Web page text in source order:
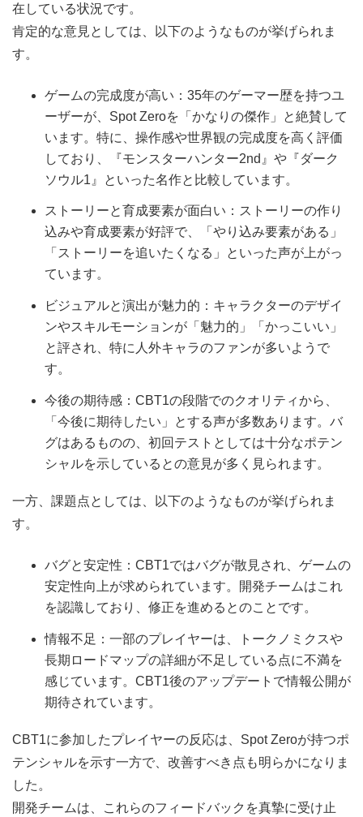
在している状況です。
肯定的な意見としては、以下のようなものが挙げられま
す。
ゲームの完成度が高い：35年のゲーマー歴を持つユ
ーザーが、Spot Zeroを「かなりの傑作」と絶賛して
います。特に、操作感や世界観の完成度を高く評価
しており、『モンスターハンター2nd』や『ダーク
ソウル1』といった名作と比較しています。
ストーリーと育成要素が面白い：ストーリーの作り
込みや育成要素が好評で、「やり込み要素がある」
「ストーリーを追いたくなる」といった声が上がっ
ています。
ビジュアルと演出が魅力的：キャラクターのデザイ
ンやスキルモーションが「魅力的」「かっこいい」
と評され、特に人外キャラのファンが多いようで
す。
今後の期待感：CBT1の段階でのクオリティから、
「今後に期待したい」とする声が多数あります。バ
グはあるものの、初回テストとしては十分なポテン
シャルを示しているとの意見が多く見られます。
一方、課題点としては、以下のようなものが挙げられま
す。
バグと安定性：CBT1ではバグが散見され、ゲームの
安定性向上が求められています。開発チームはこれ
を認識しており、修正を進めるとのことです。
情報不足：一部のプレイヤーは、トークノミクスや
長期ロードマップの詳細が不足している点に不満を
感じています。CBT1後のアップデートで情報公開が
期待されています。
CBT1に参加したプレイヤーの反応は、Spot Zeroが持つポ
テンシャルを示す一方で、改善すべき点も明らかになりま
した。
開発チームは、これらのフィードバックを真摯に受け止